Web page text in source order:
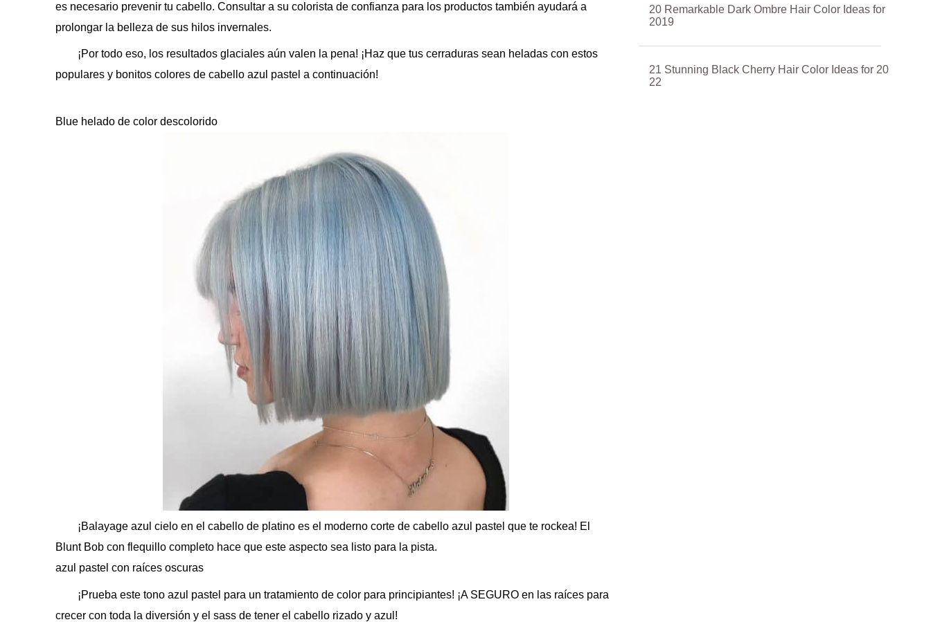
es necesario prevenir tu cabello. Consultar a su colorista de confianza para los productos también ayudará a
prolongar la belleza de sus hilos invernales.
¡Por todo eso, los resultados glaciales aún valen la pena! ¡Haz que tus cerraduras sean heladas con estos
populares y bonitos colores de cabello azul pastel a continuación!
Blue helado de color descolorido
¡Balayage azul cielo en el cabello de platino es el moderno corte de cabello azul pastel que te rockea! El
Blunt Bob con flequillo completo hace que este aspecto sea listo para la pista.
azul pastel con raíces oscuras
¡Prueba este tono azul pastel para un tratamiento de color para principiantes! ¡A SEGURO en las raíces para
crecer con toda la diversión y el sass de tener el cabello rizado y azul!
20 Remarkable Dark Ombre Hair Color Ideas for
2019
21 Stunning Black Cherry Hair Color Ideas for 20
22